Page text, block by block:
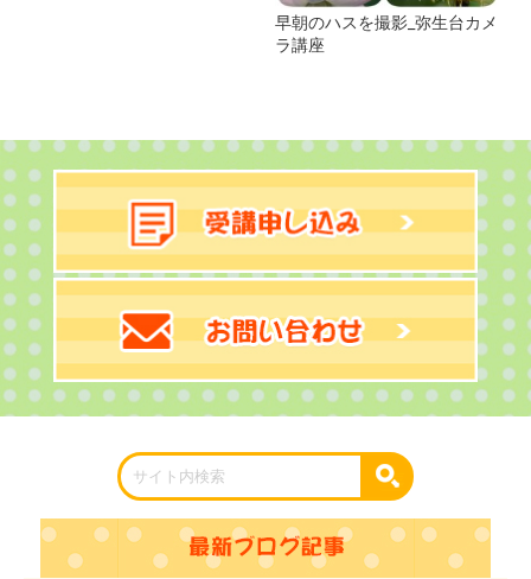
早朝のハスを撮影_弥生台カメ
ラ講座